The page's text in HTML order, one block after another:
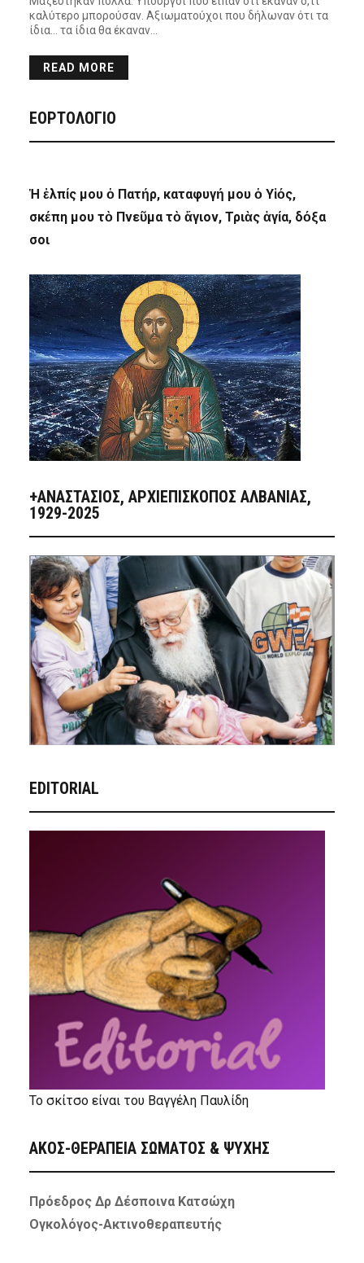
καλύτερο μπορούσαν. Αξιωματούχοι που δήλωναν ότι τα
ίδια… τα ίδια θα έκαναν…
READ MORE
ΕΟΡΤΟΛΟΓΙΟ
Ἡ ἐλπίς μου ὁ Πατήρ, καταφυγή μου ὁ Υἱός,
σκέπη μου τὸ Πνεῦμα τὸ ἅγιον, Τριὰς ἁγία, δόξα
σοι
+ΑΝΑΣΤΆΣΙΟΣ, ΑΡΧΙΕΠΊΣΚΟΠΟΣ ΑΛΒΑΝΊΑΣ,
1929-2025
EDITORIAL
Το σκίτσο είναι του Βαγγέλη Παυλίδη
ΑΚΟΣ-ΘΕΡΑΠΕΙΑ ΣΩΜΑΤΟΣ & ΨΥΧΗΣ
Πρόεδρος Δρ Δέσποινα Κατσώχη
Ογκολόγος-Ακτινοθεραπευτής